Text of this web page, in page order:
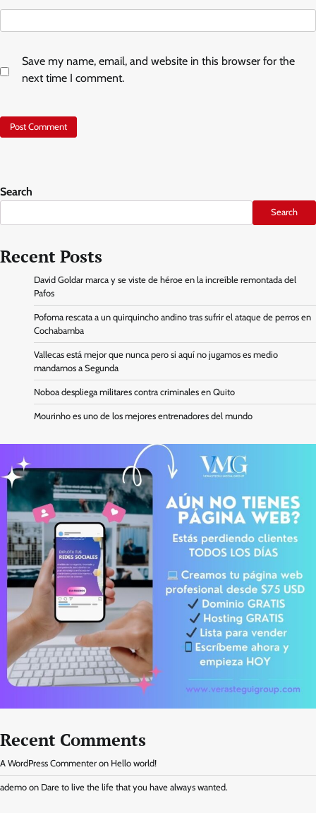
Save my name, email, and website in this browser for the
next time I comment.
Search
Search
Recent Posts
David Goldar marca y se viste de héroe en la increíble remontada del
Pafos
Pofoma rescata a un quirquincho andino tras sufrir el ataque de perros en
Cochabamba
Vallecas está mejor que nunca pero si aquí no jugamos es medio
mandarnos a Segunda
Noboa despliega militares contra criminales en Quito
Mourinho es uno de los mejores entrenadores del mundo
Recent Comments
A WordPress Commenter on Hello world!
ademo on Dare to live the life that you have always wanted.